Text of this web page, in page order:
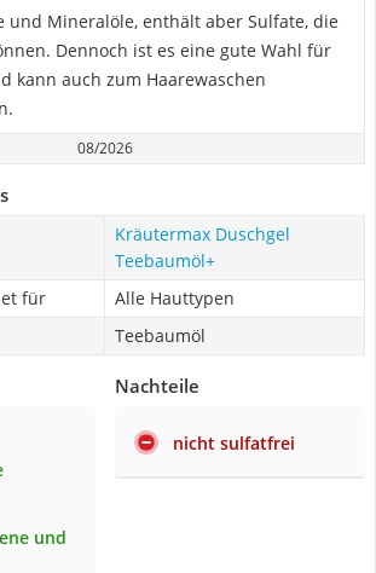
und Mineralöle, enthält aber Sulfate, die
Dennoch ist es eine gute Wahl für
kann auch zum Haarewaschen
08/2026
Kräutermax Duschgel
Teebaumöl+
für
Alle Hauttypen
Teebaumöl
und
Nachteile
nicht sulfatfrei